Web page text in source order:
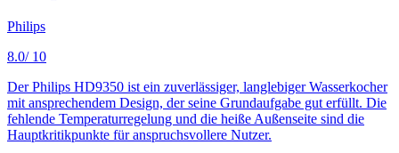
Philips
8.0/ 10
Der Philips HD9350 ist ein zuverlässiger, langlebiger Wasserkocher
mit ansprechendem Design, der seine Grundaufgabe gut erfüllt. Die
fehlende Temperaturregelung und die heiße Außenseite sind die
Hauptkritikpunkte für anspruchsvollere Nutzer.